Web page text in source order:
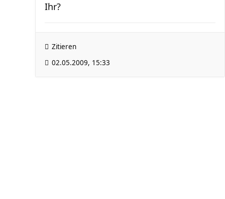
Ihr?
Zitieren
02.05.2009, 15:33